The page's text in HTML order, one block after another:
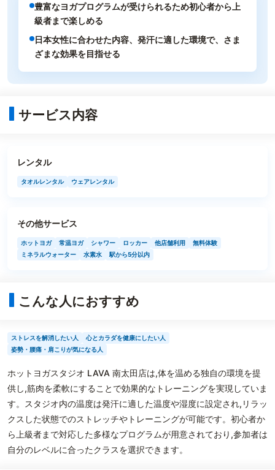
豊富なヨガプログラムが受けられるため初心者から上
級者まで楽しめる
日本女性に合わせた内容、発汗に適した環境で、さま
ざまな効果を目指せる
サービス内容
レンタル
タオルレンタル ウェアレンタル
その他サービス
ホットヨガ 常温ヨガ シャワー ロッカー 他店舗利用
無料体験
ミネラルウォーター
水素水 駅から5分以内
こんな人におすすめ
ストレスを解消したい人
心とカラダを健康にしたい人
姿勢・腰痛・肩こりが気になる人
ホットヨガスタジオ LAVA 南太田店は,体を温める独自の環境を提
供し,筋肉を柔軟にすることで効果的なトレーニングを実現していま
す。スタジオ内の温度は発汗に適した温度や湿度に設定され,リラッ
クスした状態でのストレッチやトレーニングが可能です。初心者か
ら上級者まで対応した多様なプログラムが用意されており,参加者は
自分のレベルに合ったクラスを選択できます。